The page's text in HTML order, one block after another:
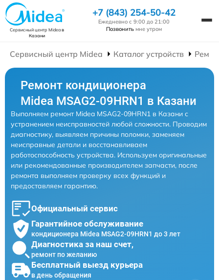
Сервисный центр Mideaв
Казани
+7 (843) 254-50-42
Ежедневно с 9:00 до 21:00
Позвонить мне утром
Сервисный центр Midea Каталог устройств
Ремонт кондиционера
Midea MSAG2-09HRN1 в Казани
Выполняем ремонт Midea MSAG2-09HRN1 в Казани с
устранением неисправностей любой сложности. Проводим
диагностику, выявляем причины поломки, заменяем
неисправные детали и восстанавливаем
работоспособность устройства. Используем оригинальные
или рекомендованные производителем запчасти, после
ремонта выполняем проверку всех функций и
предоставляем гарантию.
Официальный сервис
Гарантийное обслуживание
кондиционера Midea MSAG2-09HRN1 до 3 лет
Диагностика за наш счет,
ремонт по желанию
Бесплатный выезд курьера
в день обращения